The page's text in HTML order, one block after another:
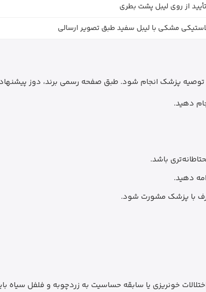
تأیید از روی لیبل پشت بطری
مشکی با لیبل سفید طبق تصویر ارسالی
انجام شود. طبق صفحه رسمی برند، دوز پیشنهادی برای
دهید.
باشد.
دهید.
با پزشک مشورت شود.
خونریزی یا سابقه حساسیت به زردچوبه و فلفل